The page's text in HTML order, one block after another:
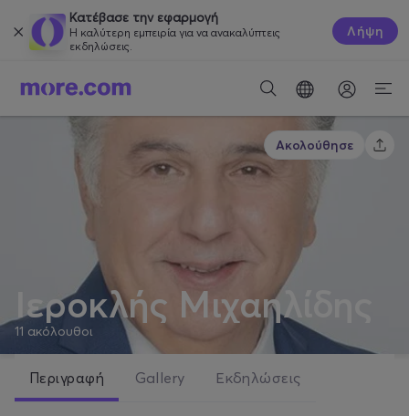
Κατέβασε την εφαρμογή
Η καλύτερη εμπειρία για να ανακαλύπτεις
εκδηλώσεις.
Λήψη
Ιεροκλής Μιχαηλίδης
11 ακόλουθοι
Ακολούθησε
Περιγραφή Gallery Εκδηλώσεις